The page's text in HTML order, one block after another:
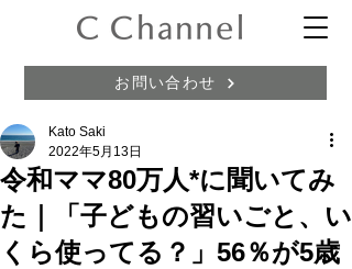
お問い合わせ
令和ママ80万人*に聞いてみ
た｜「子どもの習いごと、い
くら使ってる？」56％が5歳
Kato Saki
2022年5月13日